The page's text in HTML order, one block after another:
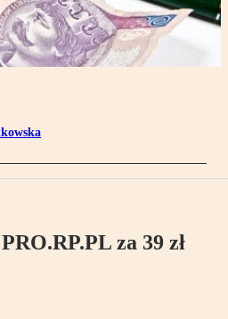
za 39 zł